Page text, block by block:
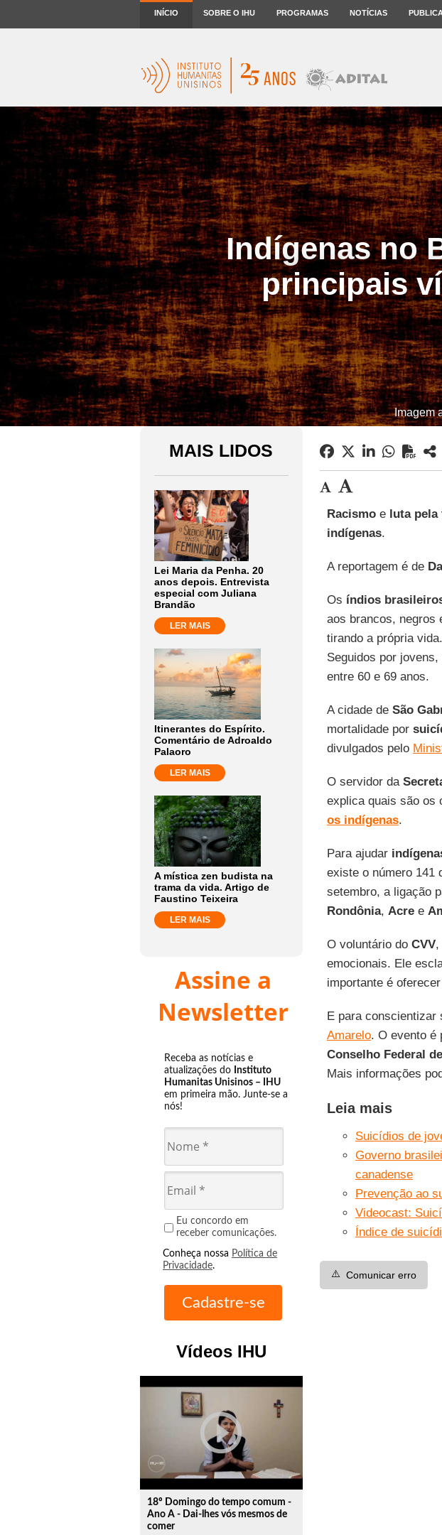
INÍCIO SOBRE O IHU PROGRAMAS NOTÍCIAS
Indígenas no
principais
Imagem
MAIS LIDOS
Lei Maria da Penha. 20
anos depois. Entrevista
especial com Juliana
Brandão
LER MAIS
Itinerantes do Espírito.
Comentário de Adroaldo
Palaoro
LER MAIS
A mística zen budista na
trama da vida. Artigo de
Faustino Teixeira
LER MAIS
Assine a
Newsletter
Receba as notícias e
atualizações do Instituto
Humanitas Unisinos – IHU
em primeira mão. Junte-se a
nós!
Eu concordo em
receber comunicações.
Conheça nossa Política de
Privacidade.
Vídeos IHU
play_circle_outline
18º Domingo do tempo comum -
Ano A - Dai-lhes vós mesmos de
comer
Racismoeluta pela
indígenas.
A reportagem é de
Os índios
aos brancos, negros
tirando a própria
Seguidos por
entre 60 e 69 anos.
A cidade de São
mortalidade por
divulgados pelo
O servidor da
explica quais são os
os indígenas.
Para ajudar
existe o número 141
setembro, a ligação
Rondônia, Acree
O voluntário do CVV,
emocionais. Ele
importante é
E para conscientizar
Amarelo. O evento é
Conselho Federal
Mais informações
Leia mais
Suicídios de
Governo
canadense
Prevenção ao
Videocast:
Índice de
⚠️ Comunicar erro